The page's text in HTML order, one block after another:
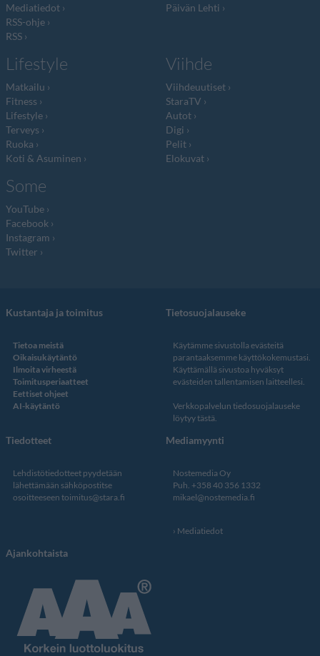
Mediatiedot
RSS-ohje
RSS
Päivän Lehti
Lifestyle
Matkailu
Fitness
Lifestyle
Terveys
Ruoka
Koti & Asuminen
Viihde
Viihdeuutiset
StaraTV
Autot
Digi
Pelit
Elokuvat
Some
YouTube
Facebook
Instagram
Twitter
Kustantaja ja toimitus
Tietoa meistä
Oikaisukäytäntö
Ilmoita virheestä
Toimitusperiaatteet
Eettiset ohjeet
AI-käytäntö
Tietosuojalauseke
Käytämme sivustolla evästeitä
parantaaksemme käyttökokemustasi.
Käyttämällä sivustoa hyväksyt
evästeiden tallentamisen laitteellesi.
Verkkopalvelun tiedosuojalauseke
löytyy tästä
Tiedotteet
Lehdistötiedotteet pyydetään
lähettämään sähköpostitse
osoitteeseen toimitus@stara.fi
Mediamyynti
Nostemedia Oy
Puh. +358 40 356 1332
mikael@nostemedia.fi
Mediatiedot
Ajankohtaista